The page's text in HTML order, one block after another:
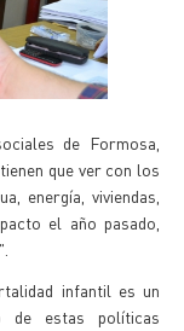
de Formosa,
que ver con los
energía, viviendas,
el año pasado,
infantil es un
de estas políticas